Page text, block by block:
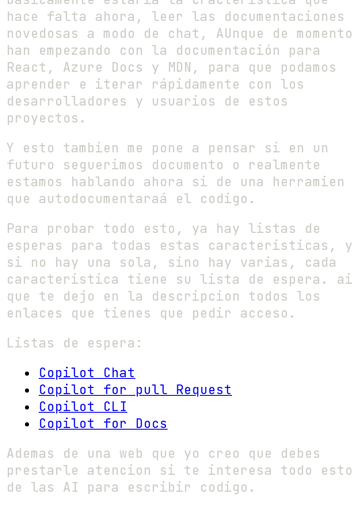
hace falta ahora, leer las documentaciones
novedosas a modo de chat, AUnque de momento
han empezando con la documentación para
React, Azure Docs y MDN, para que podamos
aprender e iterar rápidamente con los
desarrolladores y usuarios de estos
proyectos.
Y esto tambien me pone a pensar si en un
futuro seguerimos documento o realmente
estamos hablando ahora si de una herramien
que autodocumentaraá el codigo.
Para probar todo esto, ya hay listas de
esperas para todas estas caracteristicas, y
si no hay una sola, sino hay varias, cada
caracteristica tiene su lista de espera. ai
que te dejo en la descripcion todos los
enlaces que tienes que pedir acceso.
Listas de espera:
Copilot Chat
Copilot for pull Request
Copilot CLI
Copilot for Docs
Ademas de una web que yo creo que debes
prestarle atencion si te interesa todo esto
de las AI para escribir codigo.